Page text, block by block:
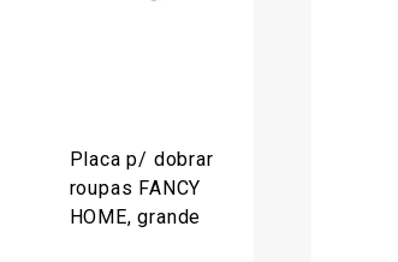
Placa p/ dobrar
roupas FANCY
HOME, grande